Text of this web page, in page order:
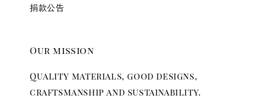
捐款公告
Our mission
Quality materials, good designs,
craftsmanship and sustainability.